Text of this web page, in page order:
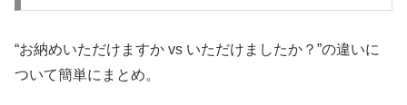
“お納めいただけますか vs いただけましたか？”の違いに
ついて簡単にまとめ。